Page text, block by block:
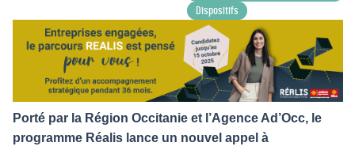
Dispositifs
Porté par la Région Occitanie et l’Agence Ad’Occ, le
programme Réalis lance un nouvel appel à